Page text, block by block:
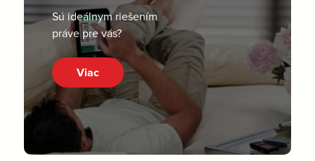
Sú ideálnym riešením
práve pre vás?
Viac